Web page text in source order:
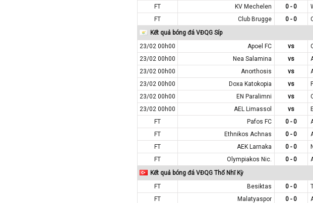
FT
KV Mechelen 0 - 0
FT
Club Brugge 0 - 0
Kết quả bóng đá VĐQG Síp
23/02 00h00
Apoel FC vs
23/02 00h00
Nea Salamina vs
23/02 00h00
Anorthosis vs
23/02 00h00
Doxa Katokopia vs
23/02 00h00
EN Paralimni vs
23/02 00h00
AEL Limassol vs
FT
Pafos FC 0 - 0
FT
Ethnikos Achnas 0 - 0
FT
AEK Larnaka 0 - 0
FT
Olympiakos Nic. 0 - 0
Kết quả bóng đá VĐQG Thổ Nhĩ Kỳ
FT
Besiktas 0 - 0
FT
Malatyaspor 0 - 0